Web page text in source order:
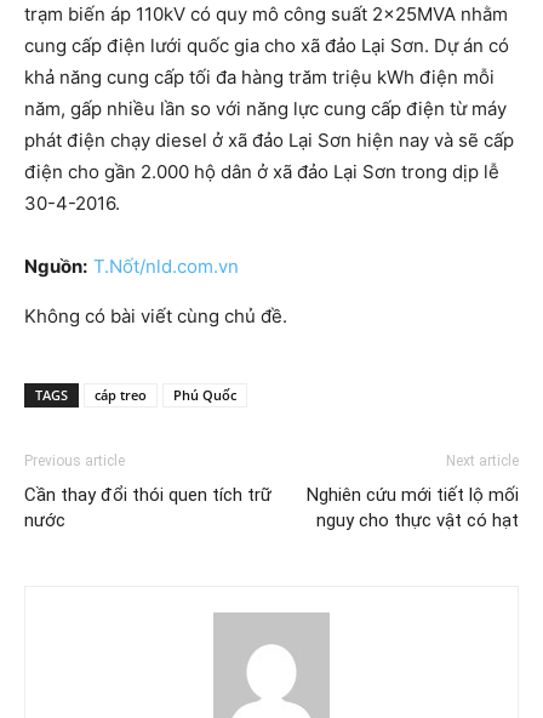
trạm biến áp 110kV có quy mô công suất 2x25MVA nhằm
cung cấp điện lưới quốc gia cho xã đảo Lại Sơn. Dự án có
khả năng cung cấp tối đa hàng trăm triệu kWh điện mỗi
năm, gấp nhiều lần so với năng lực cung cấp điện từ máy
phát điện chạy diesel ở xã đảo Lại Sơn hiện nay và sẽ cấp
điện cho gần 2.000 hộ dân ở xã đảo Lại Sơn trong dịp lễ
30-4-2016.
Nguồn: T.Nốt/nld.com.vn
Không có bài viết cùng chủ đề.
TAGS cáp treo Phú Quốc
Previous article
Cần thay đổi thói quen tích trữ
nước
Next article
Nghiên cứu mới tiết lộ mối
nguy cho thực vật có hạt